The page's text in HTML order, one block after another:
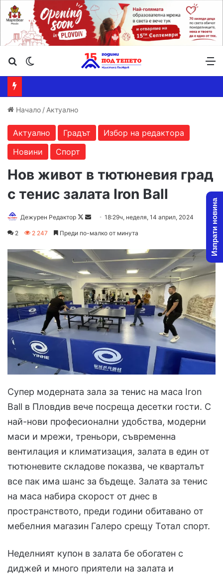
Търсене ...
Начало / Актуално
Актуално Градът
Избор на редактора
Новини
Спорт
Нов живот в тютюневия град
с тенис залата Iron Ball
Дежурен Редактор
Follow
Send18:29ч, неделя, 14 април, 2024
2 2 247 Преди по-малко от минута
Супер модерната зала за тенис на маса Iron
Ball в Пловдив вече посреща десетки гости. С
най-нови професионални удобства, модерни
маси и мрежи, треньори, съвременна
вентилация и климатизация, залата в един от
тютюневите складове показва, че кварталът
все пак има шанс за бъдеще. Залата за тенис
на маса набира скорост от днес в
пространството, преди години обитавано от
мебелния магазин Галеро срещу Тотал спорт.
Неделният купон в залата бе обогатен с
диджей и много приятели на залата и
Изпрати новина